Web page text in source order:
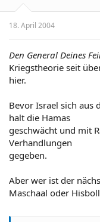
18. April 2004
Den General Deines
Kriegstheorie seit
hier.
Bevor Israel sich aus
halt die Hamas
geschwächt und mit
Verhandlungen
gegeben.
Aber wer ist der
Maschaal oder